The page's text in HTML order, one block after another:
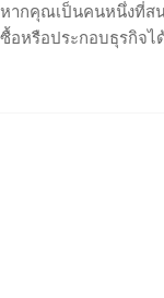
หากคุณเป็นคนหนึ่งที่ส
ซื้อหรือประกอบธุรกิจไ